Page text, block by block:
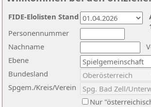
Nachname
Ebene
Personennummer
Bundesland
Spgem./Kreis/Verein
Nur
FIDE-Elolisten Stand